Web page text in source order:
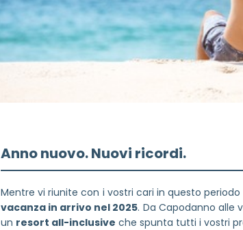
Anno nuovo. Nuovi ricordi.
Mentre vi riunite con i vostri cari in questo
vacanza in arrivo nel 2025. Da Capodanno alle
un resort all-inclusive che spunta tutti i vostri